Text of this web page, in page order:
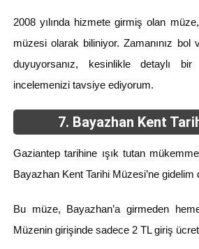
2008 yılında hizmete girmiş olan
müzesi olarak biliniyor. Zamanınız bol
duyuyorsanız, kesinlikle detaylı
incelemenizi tavsiye ediyorum.
7. Bayazhan Kent
Gaziantep tarihine ışık tutan
Bayazhan Kent Tarihi Müzesi’ne
Bu müze, Bayazhan’a girmeden
Müzenin girişinde sadece 2 TL giriş